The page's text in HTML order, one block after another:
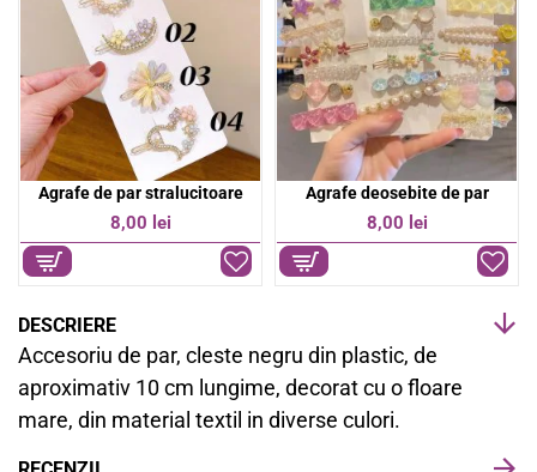
Agrafe de par stralucitoare
8,00 lei
Agrafe deosebite de par
8,00 lei
DESCRIERE
Accesoriu de par, cleste negru din plastic, de
aproximativ 10 cm lungime, decorat cu o floare
mare, din material textil in diverse culori.